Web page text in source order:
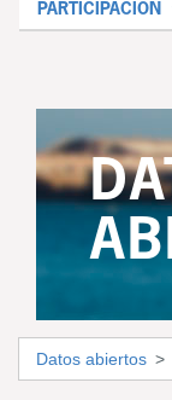
PARTICIPACIÓN
Datos abiertos